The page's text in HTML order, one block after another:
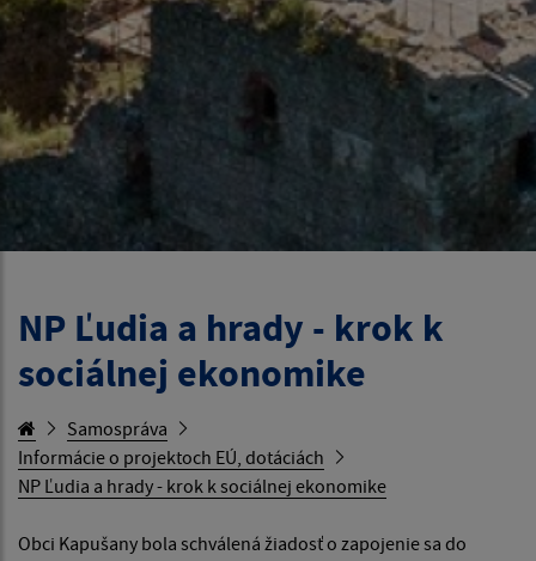
NP Ľudia a hrady - krok k
sociálnej ekonomike
Samospráva
Informácie o projektoch EÚ, dotáciách
NP Ľudia a hrady - krok k sociálnej ekonomike
Obci Kapušany bola schválená žiadosť o zapojenie sa do